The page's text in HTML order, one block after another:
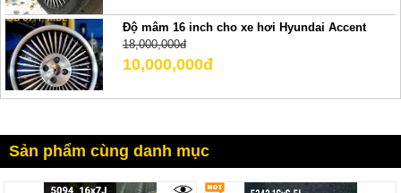
Độ mâm 16 inch cho xe hơi Hyundai Accent
18,000,000đ
10,000,000đ
Sản phẩm cùng danh mục